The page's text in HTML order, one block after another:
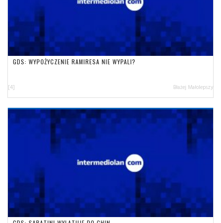
GDS: WYPOŻYCZENIE RAMIRESA NIE WYPALI?
[4] Błażej Małolepszy